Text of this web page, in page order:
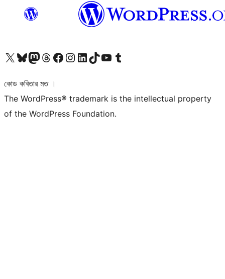
আমাদের X (আগের টুইটার) অ্যাকাউন্টে যানআমাদের Bluesky অ্যাকাউন্টটি দেখুনআমাদের মাস্টোডন অ্যাকাউন্টটি দেখুনআমাদের থ্রেডস অ্যাকাউন্টটি দেখুনআমাদের ফেসবুক পেজ দেখুনআমাদের ইন্সটাগ্রাম অ্যাকাউন্ট দেখুনআমাদের লিঙ্কডইন অ্যাকাউন্টে যানআমাদের TikTok অ্যাকাউন্টটি দেখুনআমাদের ইউটিউব চ্যানেলে যান আমাদের টাম্বলার অ্যাকাউন্ট দেখুন
কোড কবিতার মত ।
The WordPress® trademark is the intellectual property
of the WordPress Foundation.